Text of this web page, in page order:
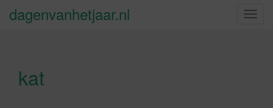
S
dagenvanhetjaar.nl
kat